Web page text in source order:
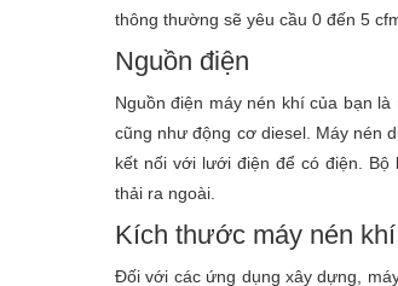
thông thường sẽ yêu cầu 0 đến 5
Nguồn điện
Nguồn điện máy nén khí của bạn
cũng như động cơ diesel. Máy nén
kết nối với lưới điện để có điện.
thải ra ngoài.
Kích thước máy nén khí
Đối với các ứng dụng xây dựng,